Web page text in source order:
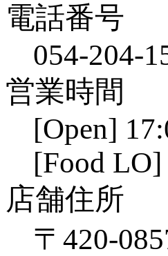
電話番号
054-204-
営業時間
[Open]
[Food
店舗住所
〒420-